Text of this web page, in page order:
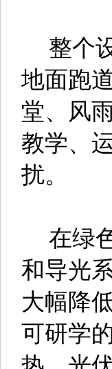
整个
地面跑
堂、风
教学、
扰。
在绿
和导光
大幅降
可研学